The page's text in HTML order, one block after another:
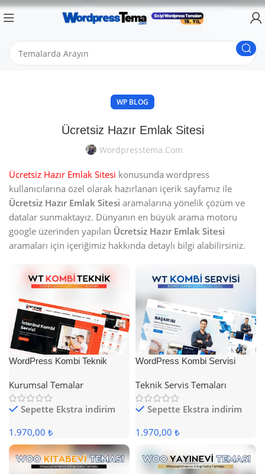
WP BLOG
Ücretsiz Hazır Emlak Sitesi
Wordpresstema.com
Ücretsiz Hazır Emlak Sitesi konusunda wordpress
kullanıcılarına özel olarak hazırlanan içerik sayfamız ile
Ücretsiz Hazır Emlak Sitesi aramalarına yönelik çözüm ve
datalar sunmaktayız. Dünyanın en büyük arama motoru
google üzerinden yapılan Ücretsiz Hazır Emlak Sitesi
aramaları için içeriğimiz hakkında detaylı bilgi alabilirsiniz.
WordPress Kombi Teknik
Kurumsal Temalar
Sepette Ekstra indirim
1.970,00 ₺
WordPress Kombi Servisi
Teknik Servis Temaları
Sepette Ekstra indirim
1.970,00 ₺